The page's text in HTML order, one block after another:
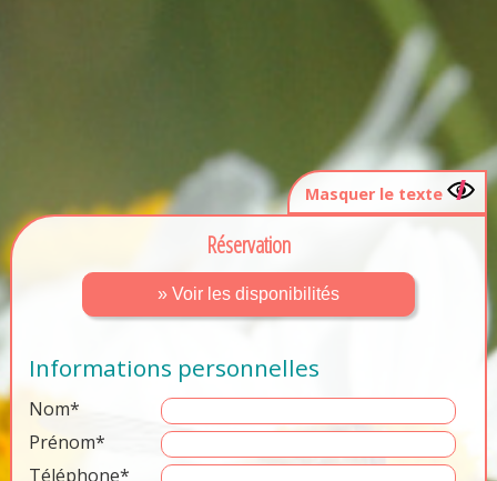
Masquer le texte
Réservation
» Voir les disponibilités
Informations personnelles
Nom*
Prénom*
Téléphone*